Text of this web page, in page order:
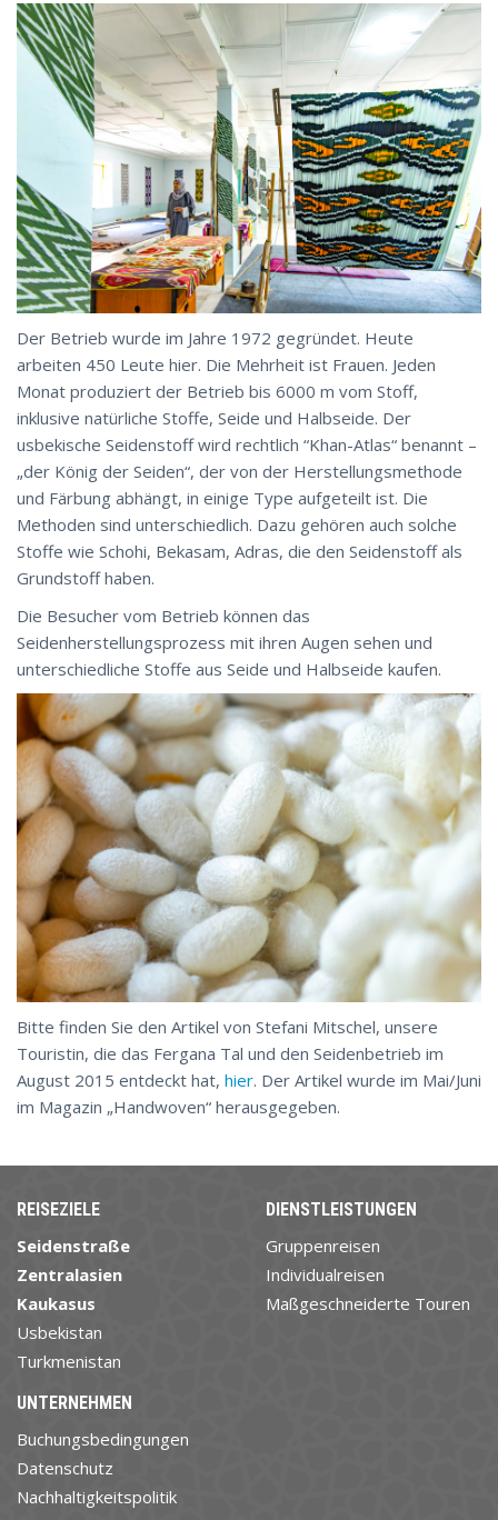
Der Betrieb wurde im Jahre 1972 gegründet. Heute
arbeiten 450 Leute hier. Die Mehrheit ist Frauen. Jeden
Monat produziert der Betrieb bis 6000 m vom Stoff,
inklusive natürliche Stoffe, Seide und Halbseide. Der
usbekische Seidenstoff wird rechtlich “Khan-Atlas“ benannt –
„der König der Seiden“, der von der Herstellungsmethode
und Färbung abhängt, in einige Type aufgeteilt ist. Die
Methoden sind unterschiedlich. Dazu gehören auch solche
Stoffe wie Schohi, Bekasam, Adras, die den Seidenstoff als
Grundstoff haben.
Die Besucher vom Betrieb können das
Seidenherstellungsprozess mit ihren Augen sehen und
unterschiedliche Stoffe aus Seide und Halbseide kaufen.
Bitte finden Sie den Artikel von Stefani Mitschel, unsere
Touristin, die das Fergana Tal und den Seidenbetrieb im
August 2015 entdeckt hat, hier. Der Artikel wurde im Mai/Juni
im Magazin „Handwoven“ herausgegeben.
REISEZIELE
Seidenstraße
Zentralasien
Kaukasus
Usbekistan
Turkmenistan
DIENSTLEISTUNGEN
Gruppenreisen
Individualreisen
Maßgeschneiderte Touren
UNTERNEHMEN
Buchungsbedingungen
Datenschutz
Nachhaltigkeitspolitik